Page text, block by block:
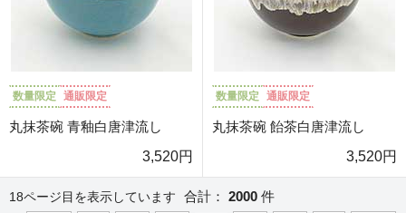
数量限定 通販限定
丸抹茶碗 青釉白唐津流し
3,520円
数量限定 通販限定
丸抹茶碗 飴茶白唐津流し
3,520円
18ページ目を表示しています 合計： 2000 件